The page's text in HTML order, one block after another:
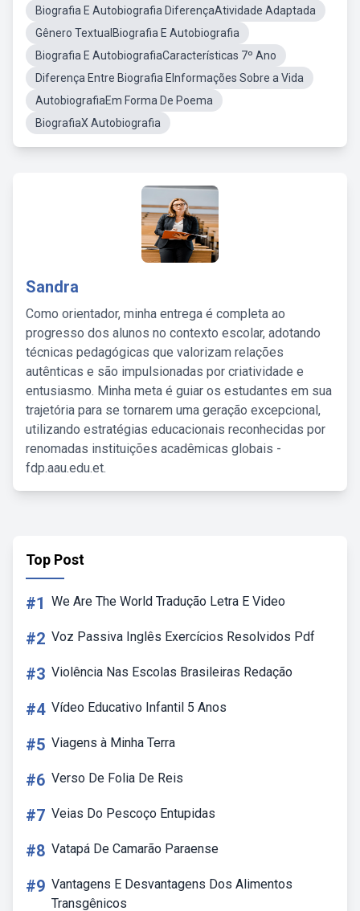
Biografia E Autobiografia DiferençaAtividade Adaptada
Gênero TextualBiografia E Autobiografia
Biografia E AutobiografiaCaracterísticas 7º Ano
Diferença Entre Biografia EInformações Sobre a Vida
AutobiografiaEm Forma De Poema
BiografiaX Autobiografia
Sandra
Como orientador, minha entrega é completa ao
progresso dos alunos no contexto escolar, adotando
técnicas pedagógicas que valorizam relações
autênticas e são impulsionadas por criatividade e
entusiasmo. Minha meta é guiar os estudantes em sua
trajetória para se tornarem uma geração excepcional,
utilizando estratégias educacionais reconhecidas por
renomadas instituições acadêmicas globais -
fdp.aau.edu.et.
Top Post
#1 We Are The World Tradução Letra E Video
#2 Voz Passiva Inglês Exercícios Resolvidos Pdf
#3 Violência Nas Escolas Brasileiras Redação
#4 Vídeo Educativo Infantil 5 Anos
#5 Viagens à Minha Terra
#6 Verso De Folia De Reis
#7 Veias Do Pescoço Entupidas
#8 Vatapá De Camarão Paraense
#9 Vantagens E Desvantagens Dos Alimentos
Transgênicos